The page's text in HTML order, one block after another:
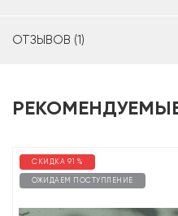
ОТЗЫВОВ (1)
СКИДКА 91 %
ОЖИДАЕМ ПОСТУПЛЕНИЕ